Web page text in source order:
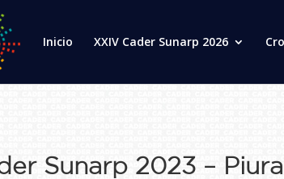
Inicio XXIV Cader Sunarp 2026
Sunarp 2023 – Piura